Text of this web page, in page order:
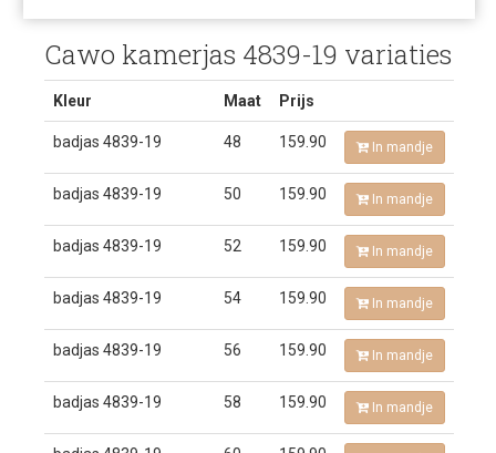
Cawo kamerjas 4839-19 variaties
Kleur Maat Prijs
badjas 4839-19 48 159.90 In mandje
badjas 4839-19 50 159.90 In mandje
badjas 4839-19 52 159.90 In mandje
badjas 4839-19 54 159.90 In mandje
badjas 4839-19 56 159.90 In mandje
badjas 4839-19 58 159.90 In mandje